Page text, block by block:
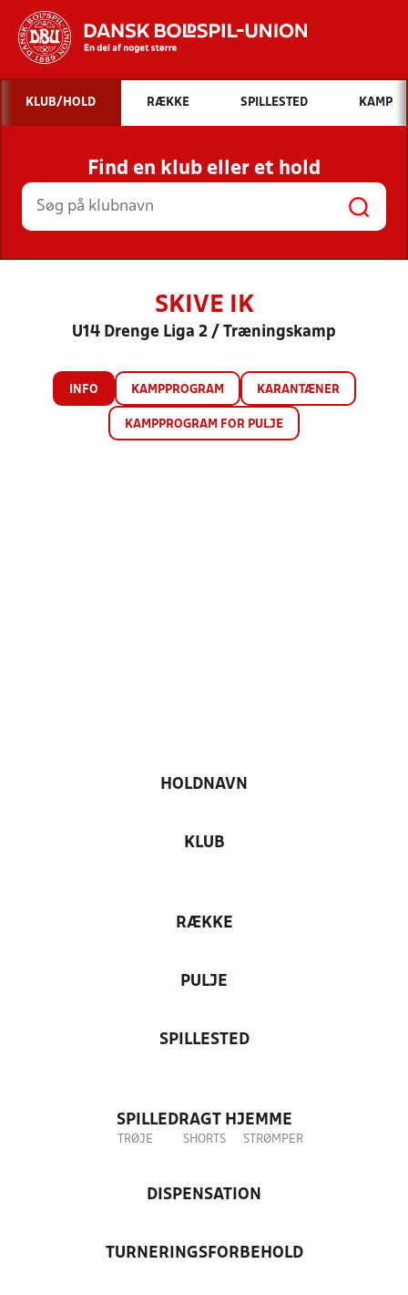
Hvad vil du søge efter?
INDHOLD OG NYHEDER
STILLINGER, RESULTATER, KLUBBER OG
HOLD
KLUB/HOLD RÆKKE SPILLESTED KAMP
Find en klub eller et hold
SKIVE IK
U14 Drenge Liga 2 / Træningskamp
INFO KAMPPROGRAM KARANTÆNER
KAMPPROGRAM FOR PULJE
HOLDNAVN
KLUB
RÆKKE
PULJE
SPILLESTED
SPILLEDRAGT HJEMME
TRØJE SHORTS STRØMPER
DISPENSATION
TURNERINGSFORBEHOLD